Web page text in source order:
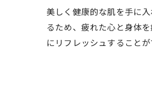
美しく健康的な肌を手に
るため、疲れた心と身体
にリフレッシュすることが